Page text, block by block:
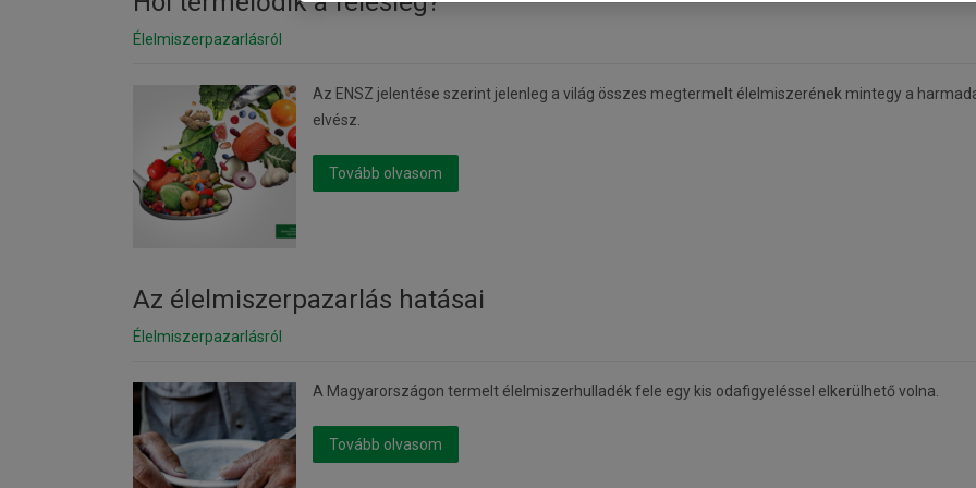
Élelmiszerpazarlásról
Az ENSZ jelentése szerint jelenleg a világ összes megtermelt élelmiszerének mintegy a
elvész.
Tovább olvasom
Az élelmiszerpazarlás hatásai
Élelmiszerpazarlásról
A Magyarországon termelt élelmiszerhulladék fele egy kis odafigyeléssel elkerülhető volna.
Tovább olvasom